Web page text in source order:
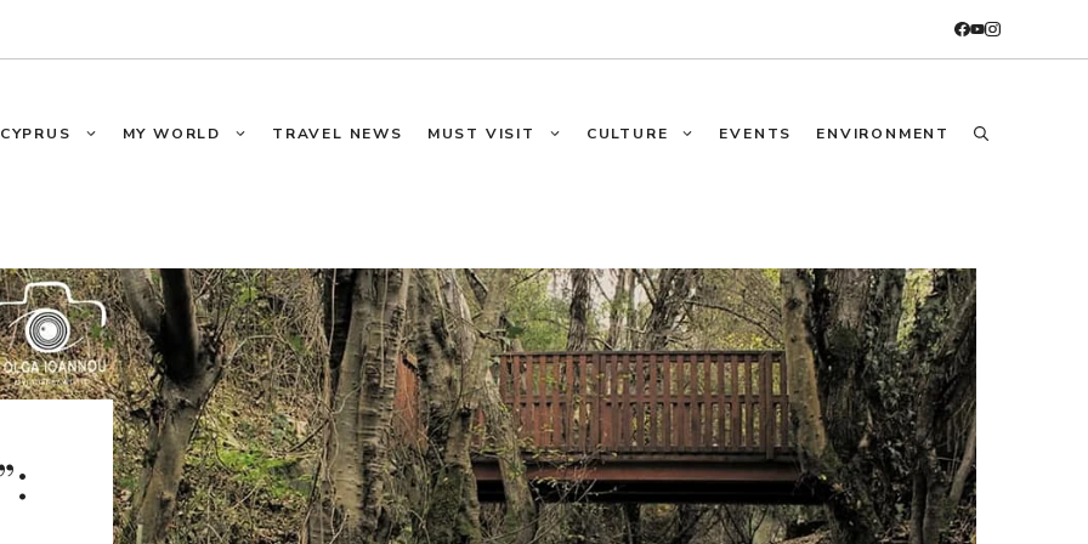
CYPRUS MY WORLD TRAVEL NEWS MUST VISIT CULTURE EVENTS ENVIRONMENT